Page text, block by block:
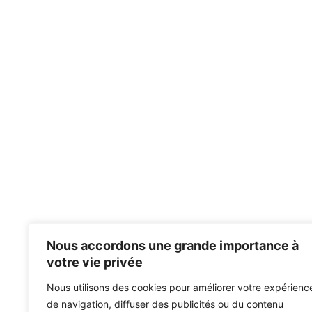
Nous accordons une grande importance à
votre vie privée
Nous utilisons des cookies pour améliorer votre
de navigation, diffuser des publicités ou du contenu